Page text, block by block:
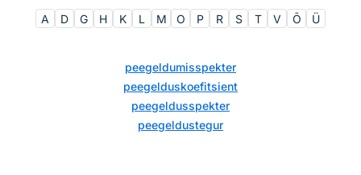
A D G H K L M O P R S T V Õ Ü
peegeldumisspekter
peegelduskoefitsient
peegeldusspekter
peegeldustegur